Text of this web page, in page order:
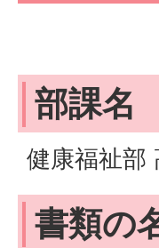
部課名
健康福祉部
書類の